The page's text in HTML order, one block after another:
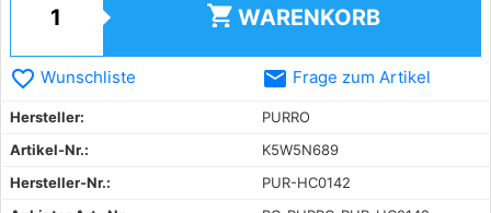
shopping_cart WARENKORB
favorite_border Wunschliste email Frage zum Artikel
Hersteller:
PURRO
Artikel-Nr.:
K5W5N689
Hersteller-Nr.:
PUR-HC0142